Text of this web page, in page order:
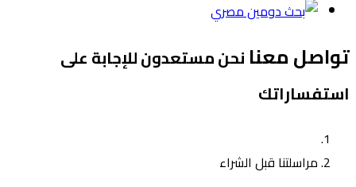
تواصل معنا نحن مستعدون للإجابة على
استفساراتك
مراسلتنا قبل الشراء